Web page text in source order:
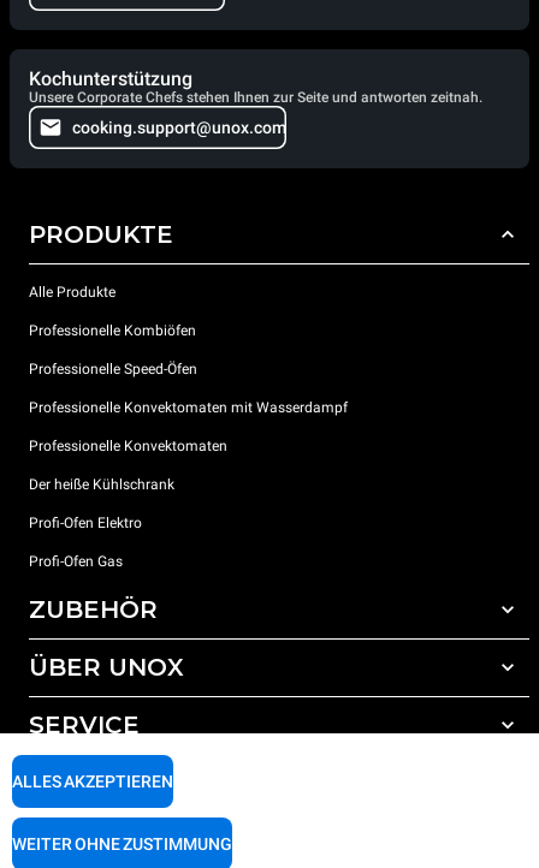
Kochunterstützung
Unsere Corporate Chefs stehen Ihnen zur Seite und antworten zeitnah.
cooking.support@unox.com
PRODUKTE
Alle Produkte
Professionelle Kombiöfen
Professionelle Speed-Öfen
Professionelle Konvektomaten mit Wasserdampf
Professionelle Konvektomaten
Der heiße Kühlschrank
Profi-Ofen Elektro
Profi-Ofen Gas
ZUBEHÖR
Gesamtes Zubehör
Wasseraufbereitung mit Kunstharzfiltern
Wasseraufbereitung durch Umkehrosmose
ÜBER UNOX
Unsere Standorte weltweit
SERVICE
Unox garantie
Händler Suche
ALLES AKZEPTIEREN
WEITER OHNE ZUSTIMMUNG